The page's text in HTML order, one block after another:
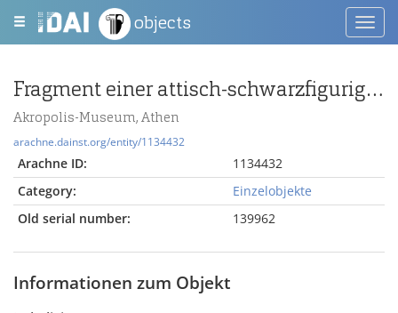
objects
Fragment einer attisch-schwarzfigurigen Pyxis mit Oberteil eines Mannes n. links, Vogel und jugendlichem Reiter n. rechts
Akropolis-Museum, Athen
arachne.dainst.org/entity/1134432
Arachne ID:
1134432
Category:
Einzelobjekte
Old serial number:
139962
Informationen zum Objekt